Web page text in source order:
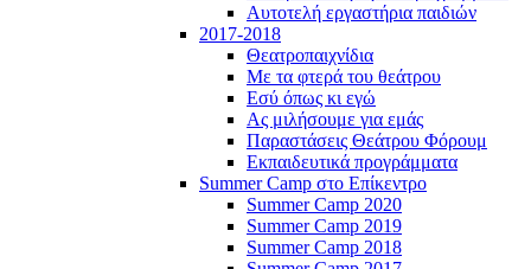
Αυτοτελή εργαστήρια παιδιών
2017-2018
Θεατροπαιχνίδια
Με τα φτερά του θεάτρου
Εσύ όπως κι εγώ
Ας μιλήσουμε για εμάς
Παραστάσεις Θεάτρου Φόρουμ
Εκπαιδευτικά προγράμματα
Summer Camp στο Επίκεντρο
Summer Camp 2020
Summer Camp 2019
Summer Camp 2018